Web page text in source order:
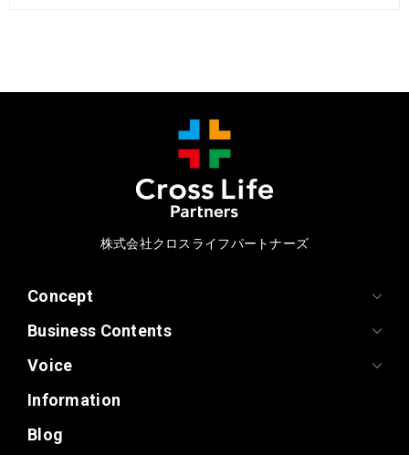
株式会社クロスライフパートナーズ
Concept
Business Contents
Voice
Information
Blog